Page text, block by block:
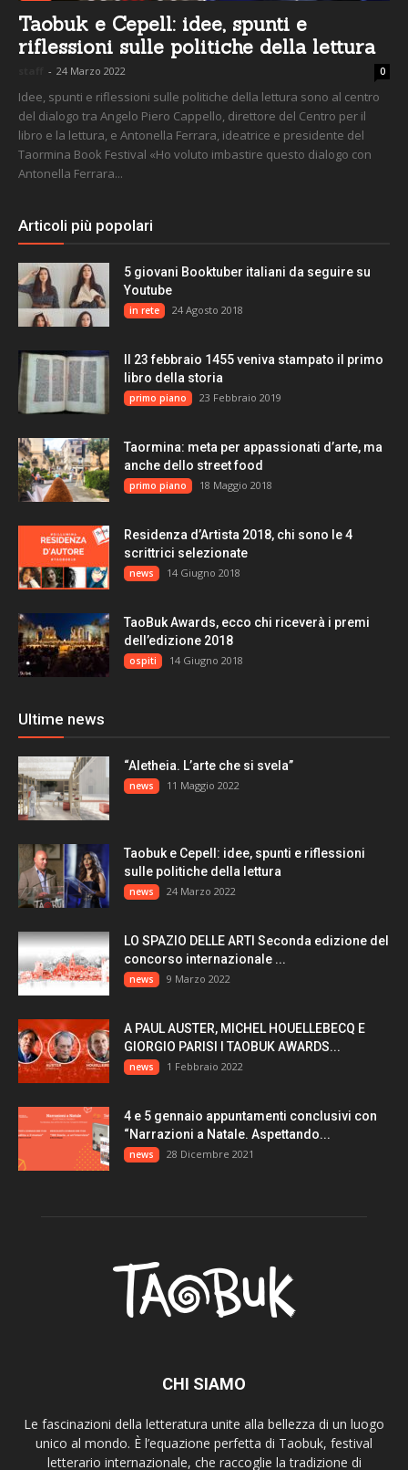
Taobuk e Cepell: idee, spunti e
riflessioni sulle politiche della lettura
- 24 Marzo 2022 0
Idee, spunti e riflessioni sulle politiche della lettura sono al centro
del dialogo tra Angelo Piero Cappello, direttore del Centro per il
libro e la lettura, e Antonella Ferrara, ideatrice e presidente del
Taormina Book Festival «Ho voluto imbastire questo dialogo con
Antonella Ferrara...
Articoli più popolari
5 giovani Booktuber italiani da seguire su
Youtube
in rete 24 Agosto 2018
Il 23 febbraio 1455 veniva stampato il primo
libro della storia
primo piano 23 Febbraio 2019
Taormina: meta per appassionati d’arte, ma
anche dello street food
primo piano 18 Maggio 2018
Residenza d’Artista 2018, chi sono le 4
scrittrici selezionate
news 14 Giugno 2018
TaoBuk Awards, ecco chi riceverà i premi
dell’edizione 2018
ospiti 14 Giugno 2018
Ultime news
“Aletheia. L’arte che si svela”
news 11 Maggio 2022
Taobuk e Cepell: idee, spunti e riflessioni
sulle politiche della lettura
news 24 Marzo 2022
LO SPAZIO DELLE ARTI Seconda edizione del
concorso internazionale ...
news 9 Marzo 2022
A PAUL AUSTER, MICHEL HOUELLEBECQ E
GIORGIO PARISI I TAOBUK AWARDS...
news 1 Febbraio 2022
4 e 5 gennaio appuntamenti conclusivi con
“Narrazioni a Natale. Aspettando...
news 28 Dicembre 2021
CHI SIAMO
Le fascinazioni della letteratura unite alla bellezza di un luogo
unico al mondo. È l’equazione perfetta di Taobuk, festival
letterario internazionale, che raccoglie la tradizione di